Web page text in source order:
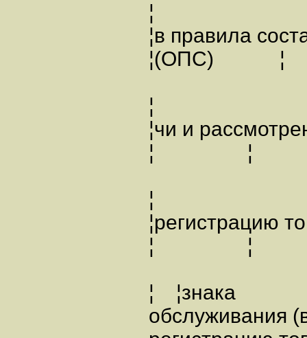
¦
¦в правила
¦(ОПС) ¦
¦
¦чи и
¦ ¦
¦
¦регистрацию
¦ ¦
¦ ¦знака